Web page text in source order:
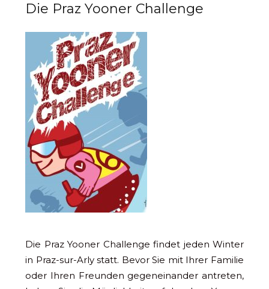
Die Praz Yooner Challenge
Die Praz Yooner Challenge findet jeden Winter
in Praz-sur-Arly statt. Bevor Sie mit Ihrer Familie
oder Ihren Freunden gegeneinander antreten,